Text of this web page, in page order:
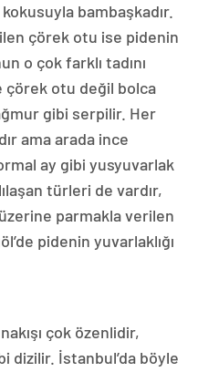
bambaşkadır.
çörek otu ise pidenin
o çok farklı tadını
çörek otu değil bolca
gibi serpilir. Her
ama arada ince
ay gibi yusyuvarlak
türleri de vardır,
parmakla verilen
pidenin yuvarlaklığı
çok özenlidir,
dizilir. İstanbul’da böyle